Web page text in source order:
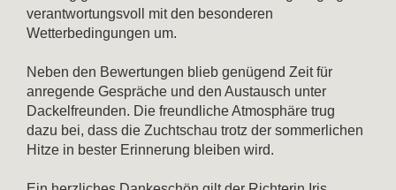
verantwortungsvoll mit den besonderen
Wetterbedingungen um.
Neben den Bewertungen blieb genügend Zeit für
anregende Gespräche und den Austausch unter
Dackelfreunden. Die freundliche Atmosphäre trug
dazu bei, dass die Zuchtschau trotz der sommerlichen
Hitze in bester Erinnerung bleiben wird.